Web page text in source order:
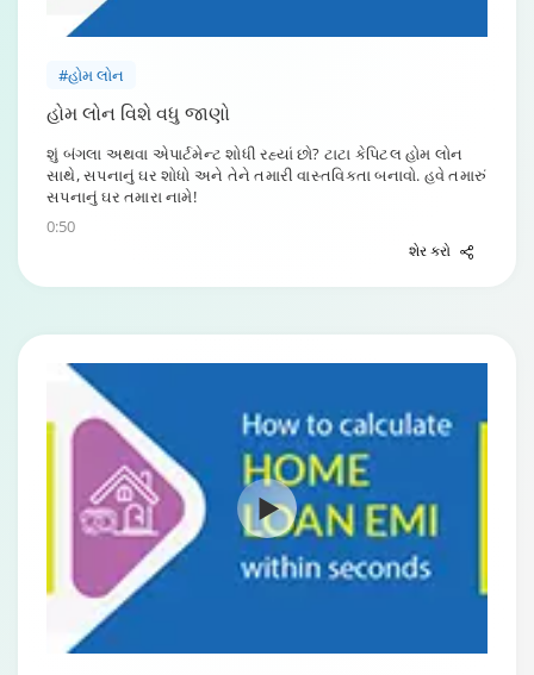
#હોમ લોન
હોમ લોન વિશે વધુ જાણો
શું બંગલા અથવા એપાર્ટમેન્ટ શોધી રહ્યાં છો? ટાટા કેપિટલ હોમ લોન
સાથે, સપનાનું ઘર શોધો અને તેને તમારી વાસ્તવિકતા બનાવો. હવે તમારું
સપનાનું ઘર તમારા નામે!
0:50
શેર કરો